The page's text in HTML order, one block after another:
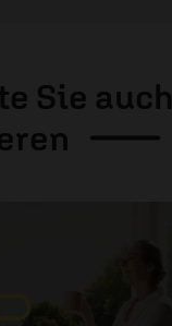
Sie auch